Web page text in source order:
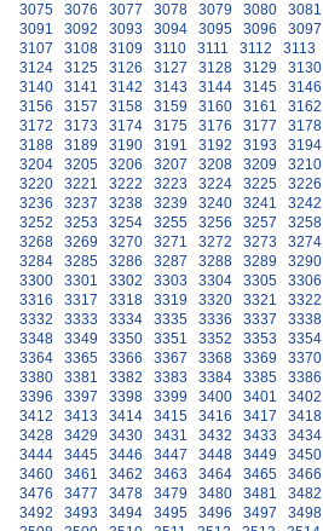
3075
3076 3077 3078 3079 3080 3081
3091
3092 3093 3094 3095 3096 3097
3107
3108 3109 3110 3111 3112 3113
3124
3125 3126 3127 3128 3129 3130
3140
3141 3142 3143 3144 3145 3146
3156
3157 3158 3159 3160 3161 3162
3172
3173 3174 3175 3176 3177 3178
3188
3189 3190 3191 3192 3193 3194
3204
3205 3206 3207 3208 3209 3210
3220
3221 3222 3223 3224 3225 3226
3236
3237 3238 3239 3240 3241 3242
3252
3253 3254 3255 3256 3257 3258
3268
3269 3270 3271 3272 3273 3274
3284
3285 3286 3287 3288 3289 3290
3300
3301 3302 3303 3304 3305 3306
3316
3317 3318 3319 3320 3321 3322
3332
3333 3334 3335 3336 3337 3338
3348
3349 3350 3351 3352 3353 3354
3364
3365 3366 3367 3368 3369 3370
3380
3381 3382 3383 3384 3385 3386
3396
3397 3398 3399 3400 3401 3402
3412
3413 3414 3415 3416 3417 3418
3428
3429 3430 3431 3432 3433 3434
3444
3445 3446 3447 3448 3449 3450
3460
3461 3462 3463 3464 3465 3466
3476
3477 3478 3479 3480 3481 3482
3492
3493 3494 3495 3496 3497 3498